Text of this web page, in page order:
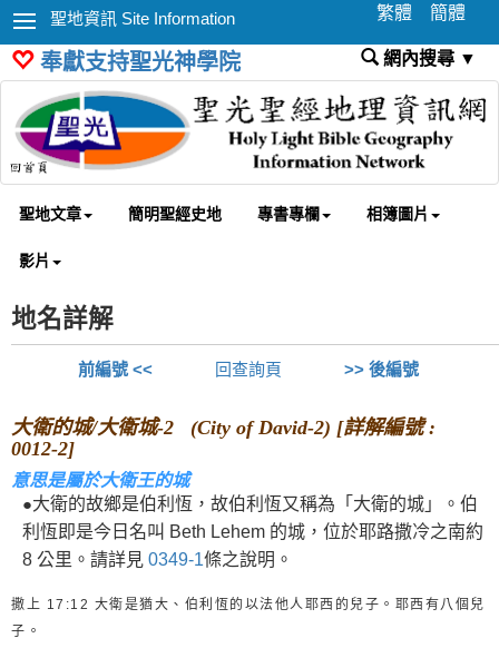
聖地資訊 Site Information 繁體 簡體
奉獻支持聖光神學院 網內搜尋 ▼
聖地文章 簡明聖經史地 專書專欄 相簿圖片
影片
地名詳解
前編號 << >> 後編號
回查詢頁
大衛的城/大衛城-2 (City of David-2) [詳解編號 :
0012-2]
意思是屬於大衛王的城
●大衛的故鄉是伯利恆，故伯利恆又稱為「大衛的城」。伯
利恆即是今日名叫 Beth Lehem 的城，位於耶路撒冷之南約
8 公里。請詳見 0349-1條之說明。
撒上 17:12 大衛是猶大、伯利恆的以法他人耶西的兒子。耶西有八個兒
子。